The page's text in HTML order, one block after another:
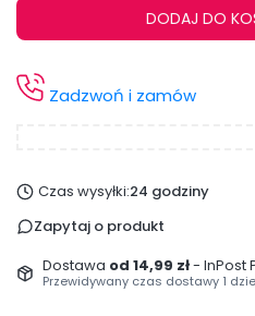
DODAJ DO
Zadzwoń i zamów
Czas wysyłki:24 godziny
Zapytaj o produkt
Dostawa od 14,99 zł- InPost
Przewidywany czas dostawy 1